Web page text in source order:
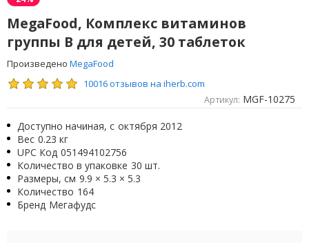
MegaFood, Комплекс витаминов
группы B для детей, 30 таблеток
Произведено MegaFood
10016 отзывов на iherb.com
Артикул: MGF-10275
Доступно начиная, с октября 2012
Вес 0.23 кг
UPC Код 051494102756
Количество в упаковке 30 шт.
Размеры, см 9.9 × 5.3 × 5.3
Количество 164
Бренд Мегафудс